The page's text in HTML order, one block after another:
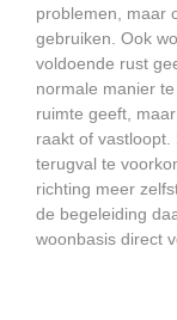
problemen, maar
gebruiken. Ook
voldoende rust
normale manier
ruimte geeft,
raakt of
terugval te
richting meer
de begeleiding
woonbasis direct